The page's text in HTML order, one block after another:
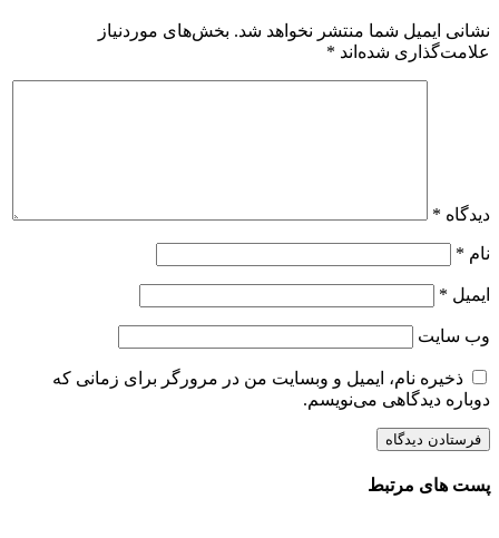
نشانی ایمیل شما منتشر نخواهد شد. بخش‌های موردنیاز
علامت‌گذاری شده‌اند *
دیدگاه *
نام *
ایمیل *
وب‌ سایت
ذخیره نام، ایمیل و وبسایت من در مرورگر برای زمانی که
دوباره دیدگاهی می‌نویسم.
پست های مرتبط